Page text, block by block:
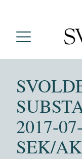
2017-
SEK/